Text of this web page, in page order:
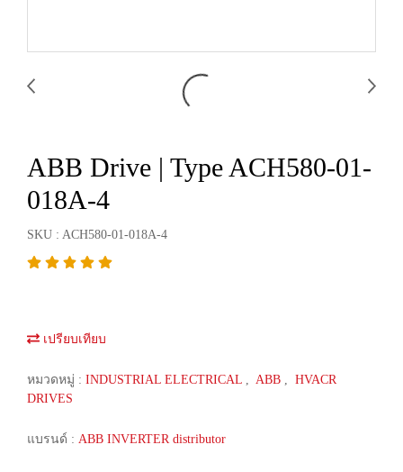
ABB Drive | Type ACH580-01-
018A-4
SKU : ACH580-01-018A-4
เปรียบเทียบ
หมวดหมู่ : INDUSTRIAL ELECTRICAL , ABB , HVACR
DRIVES
แบรนด์ : ABB INVERTER distributor